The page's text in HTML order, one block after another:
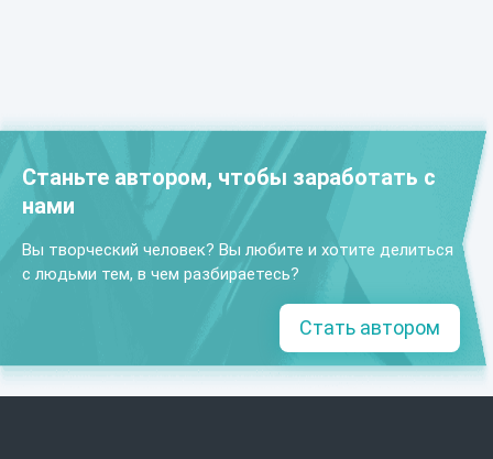
Станьте автором, чтобы заработать с
нами
Вы творческий человек? Вы любите и хотите делиться
с людьми тем, в чем разбираетесь?
Стать автором